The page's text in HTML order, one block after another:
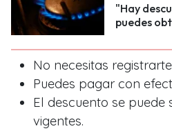
"Hay
puedes
No necesitas
Puedes pagar con
El descuento se
vigentes.